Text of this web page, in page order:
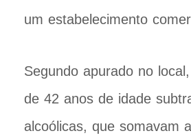
um estabelecimento
Segundo apurado no
de 42 anos de idade
alcoólicas, que somavam